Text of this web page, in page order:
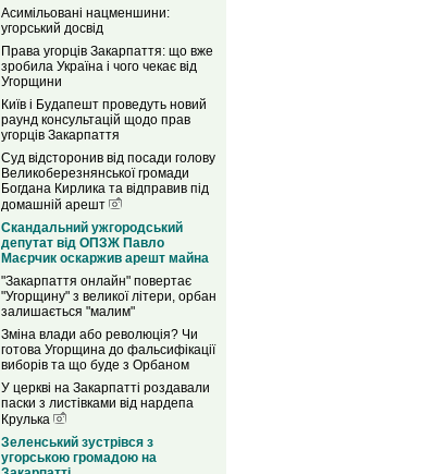
Асимільовані нацменшини:
угорський досвід
Права угорців Закарпаття: що вже
зробила Україна і чого чекає від
Угорщини
Київ і Будапешт проведуть новий
раунд консультацій щодо прав
угорців Закарпаття
Суд відсторонив від посади голову
Великоберезнянської громади
Богдана Кирлика та відправив під
домашній арешт
Скандальний ужгородський
депутат від ОПЗЖ Павло
Маєрчик оскаржив арешт майна
"Закарпаття онлайн" повертає
"Угорщину" з великої літери, орбан
залишається "малим"
Зміна влади або революція? Чи
готова Угорщина до фальсифікації
виборів та що буде з Орбаном
У церкві на Закарпатті роздавали
паски з листівками від нардепа
Крулька
Зеленський зустрівся з
угорською громадою на